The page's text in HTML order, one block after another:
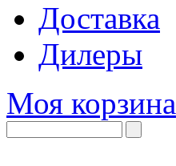
Доставка
Дилеры
Моя корзина